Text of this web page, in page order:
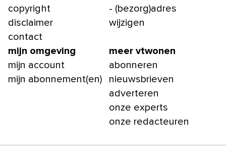
copyright
disclaimer
contact
- (bezorg)adres
wijzigen
mijn omgeving
mijn account
mijn abonnement(en)
meer vtwonen
abonneren
nieuwsbrieven
adverteren
onze experts
onze redacteuren